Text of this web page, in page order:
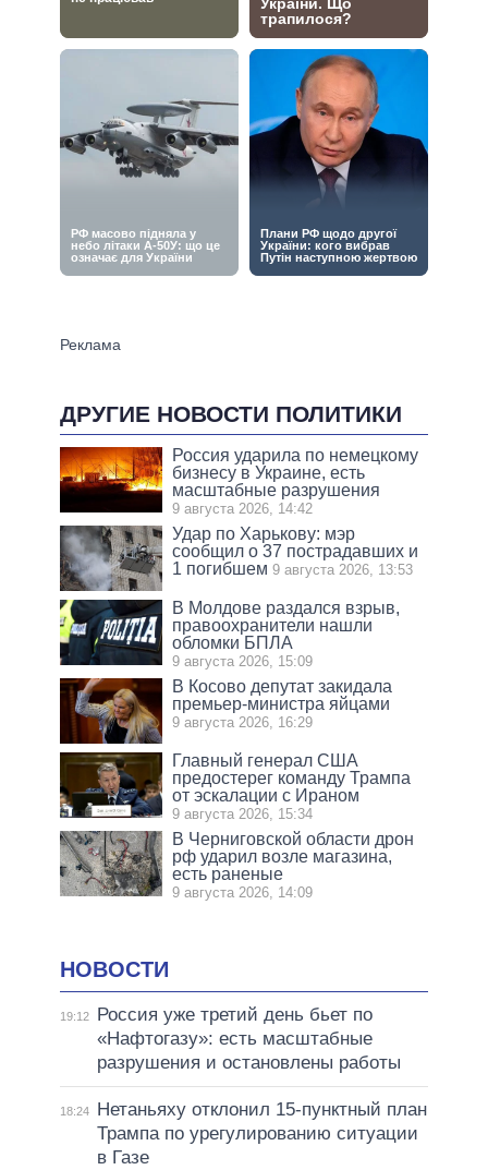
ДРУГИЕ НОВОСТИ ПОЛИТИКИ
Россия ударила по немецкому
бизнесу в Украине, есть
масштабные разрушения
9 августа 2026, 14:42
Удар по Харькову: мэр
сообщил о 37 пострадавших и
1 погибшем 9 августа 2026, 13:53
В Молдове раздался взрыв,
правоохранители нашли
обломки БПЛА
9 августа 2026, 15:09
В Косово депутат закидала
премьер-министра яйцами
9 августа 2026, 16:29
Главный генерал США
предостерег команду Трампа
от эскалации с Ираном
9 августа 2026, 15:34
В Черниговской области дрон
рф ударил возле магазина,
есть раненые
9 августа 2026, 14:09
НОВОСТИ
19:12
Россия уже третий день бьет по
«Нафтогазу»: есть масштабные
разрушения и остановлены работы
18:24
Нетаньяху отклонил 15-пунктный план
Трампа по урегулированию ситуации
в Газе